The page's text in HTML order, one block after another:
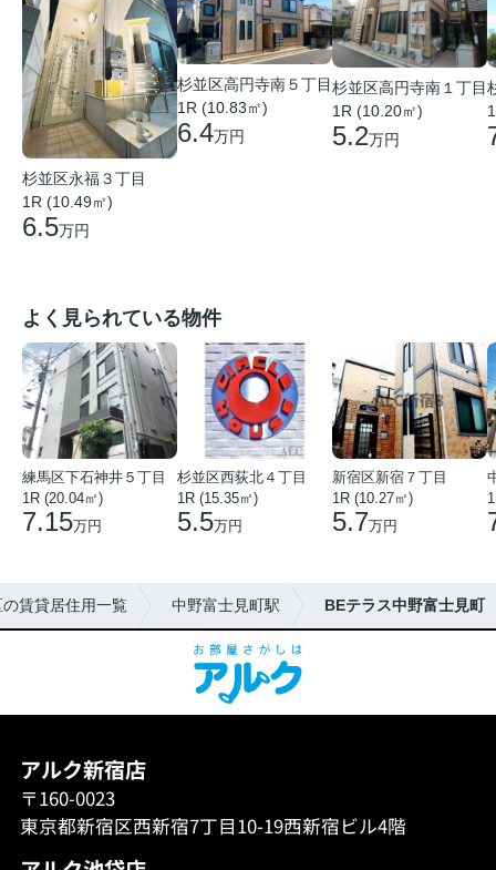
杉並区永福３丁目
1R (10.49㎡)
6.5万円
杉並区高円寺南５丁目
1R (10.83㎡)
6.4万円
杉並区高円寺南１丁目
1R (10.20㎡)
5.2万円
よく見られている物件
練馬区下石神井５丁目
1R (20.04㎡)
7.15万円
杉並区西荻北４丁目
1R (15.35㎡)
5.5万円
新宿区新宿７丁目
1R (10.27㎡)
5.7万円
賃貸居住用一覧 中野富士見町駅 BEテラス中野富士見町
アルク新宿店
〒160-0023
東京都新宿区西新宿7丁目10-19西新宿ビル4階